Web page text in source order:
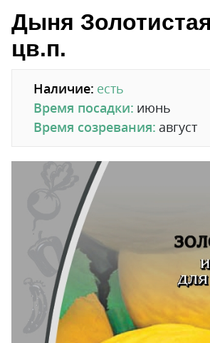
Дыня
цв.п.
Наличие: есть
Время посадки: июнь
Время созревания: август